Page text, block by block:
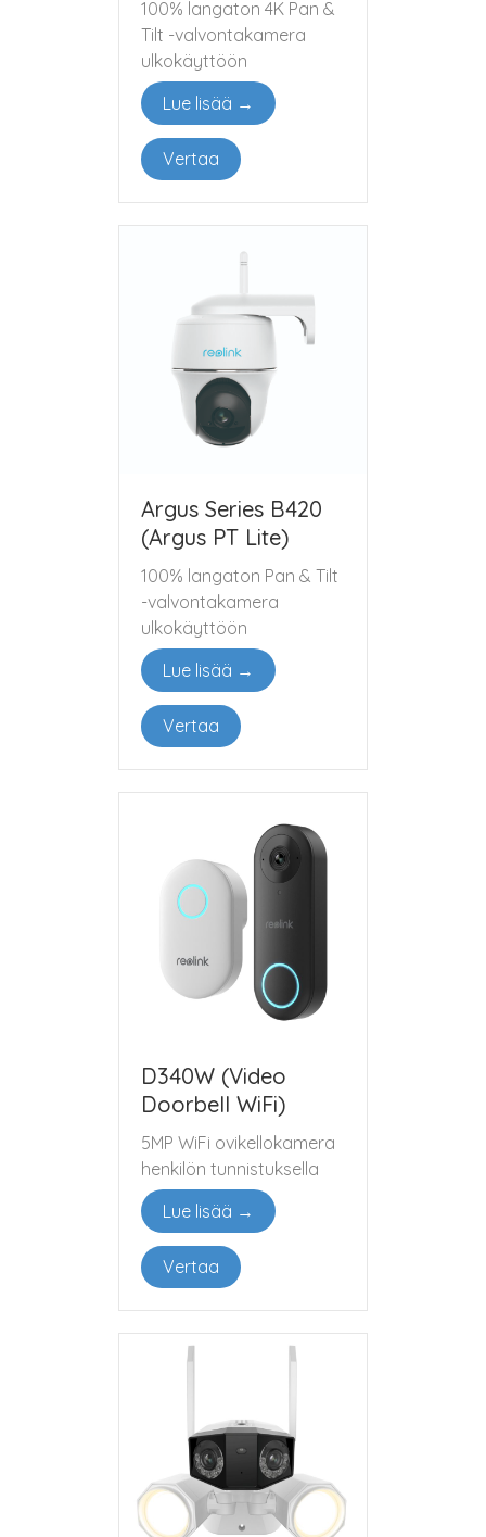
100% langaton 4K Pan &
Tilt -valvontakamera
ulkokäyttöön
Lue lisää →
Vertaa
Argus Series B420
(Argus PT Lite)
100% langaton Pan & Tilt
-valvontakamera
ulkokäyttöön
Lue lisää →
Vertaa
D340W (Video
Doorbell WiFi)
5MP WiFi ovikellokamera
henkilön tunnistuksella
Lue lisää →
Vertaa